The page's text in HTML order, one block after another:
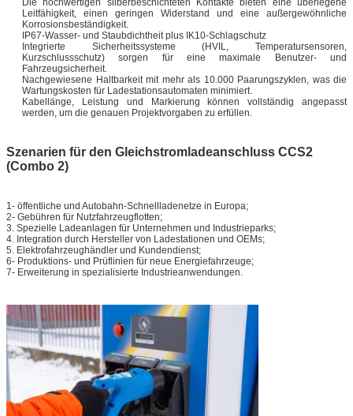
Die hochwertigen silberbeschichteten Kontakte bieten eine überlegene
Leitfähigkeit, einen geringen Widerstand und eine außergewöhnliche
Korrosionsbeständigkeit.
IP67-Wasser- und Staubdichtheit plus IK10-Schlagschutz
Integrierte Sicherheitssysteme (HVIL, Temperatursensoren,
Kurzschlussschutz) sorgen für eine maximale Benutzer- und
Fahrzeugsicherheit.
Nachgewiesene Haltbarkeit mit mehr als 10.000 Paarungszyklen, was die
Wartungskosten für Ladestationsautomaten minimiert.
Kabellänge, Leistung und Markierung können vollständig angepasst
werden, um die genauen Projektvorgaben zu erfüllen.
Szenarien für den Gleichstromladeanschluss CCS2
(Combo 2)
1- öffentliche und Autobahn-Schnelllade­netze in Europa;
2- Gebühren für Nutzfahrzeugflotten;
3. Spezielle Ladeanlagen für Unternehmen und Industrieparks;
4. Integration durch Hersteller von Ladestationen und OEMs;
5. Elektrofahrzeughändler und Kundendienst;
6- Produktions- und Prüflinien für neue Energiefahrzeuge;
7- Erweiterung in spezialisierte Industrieanwendungen.